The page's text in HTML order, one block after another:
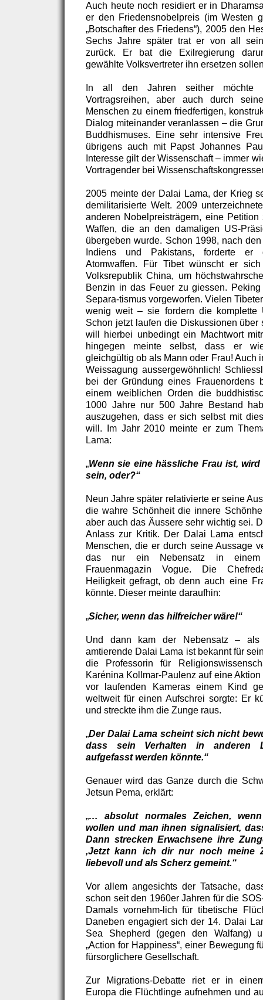
Auch heute noch residiert er in
er den Friedensnobelpreis (im Westen
„Botschafter des Friedens“), 2005 den
Sechs Jahre später trat er von all
zurück. Er bat die Exilregierung
gewählte Volksvertreter ihn ersetzen
In all den Jahren seither
Vortragsreihen, aber auch durch
Menschen zu einem friedfertigen,
Dialog miteinander veranlassen – die
Buddhismuses. Eine sehr intensive
übrigens auch mit Papst Johannes
Interesse gilt der Wissenschaft – immer
Vortragender bei
2005 meinte der Dalai Lama, der Krieg
demilitarisierte Welt. 2009
anderen Nobelpreisträgern, eine Petition
Waffen, die an den damaligen US-
übergeben wurde. Schon 1998, nach
Indiens und Pakistans, forderte er
Atomwaffen. Für Tibet wünscht er
Volksrepublik China, um
Benzin in das Feuer zu giessen.
Separa-tismus vorgeworfen. Vielen
wenig weit – sie fordern die komplette
Schon jetzt laufen die Diskussionen über
will hierbei unbedingt ein Machtwort
hingegen meinte selbst, dass er
gleichgültig ob als Mann oder Frau! Auch
Weissagung aussergewöhnlich!
bei der Gründung eines Frauenordens
einem weiblichen Orden die
1000 Jahre nur 500 Jahre Bestand
auszugehen, dass er sich selbst mit
will. Im Jahr 2010 meinte er zum
Lama:
„Wenn sie eine hässliche Frau ist,
sein, oder?“
Neun Jahre später relativierte er seine
die wahre Schönheit die innere
aber auch das Äussere sehr wichtig sei.
Anlass zur Kritik. Der Dalai Lama
Menschen, die er durch seine Aussage
das nur ein Nebensatz in
Frauenmagazin Vogue. Die
Heiligkeit gefragt, ob denn auch eine
könnte. Dieser meinte daraufhin:
„Sicher, wenn das hilfreicher wäre!“
Und dann kam der Nebensatz – als
amtierende Dalai Lama ist bekannt für
die Professorin für
Karénina Kollmar-Paulenz auf eine
vor laufenden Kameras einem Kind
weltweit für einen Aufschrei sorgte: Er
und streckte ihm die Zunge raus.
„Der Dalai Lama scheint sich nicht
dass sein Verhalten in anderen
aufgefasst werden könnte.“
Genauer wird das Ganze durch die
Jetsun Pema, erklärt:
„… absolut normales Zeichen,
wollen und man ihnen signalisiert,
Dann strecken Erwachsene ihre
‚Jetzt kann ich dir nur noch meine
liebevoll und als Scherz gemeint.“
Vor allem angesichts der Tatsache,
schon seit den 1960er Jahren für die
Damals vornehm-lich für tibetische
Daneben engagiert sich der 14. Dalai
Sea Shepherd (gegen den Walfang)
„Action for Happiness“, einer Bewegung
fürsorglichere Gesellschaft.
Zur Migrations-Debatte riet er in
Europa die Flüchtlinge aufnehmen und